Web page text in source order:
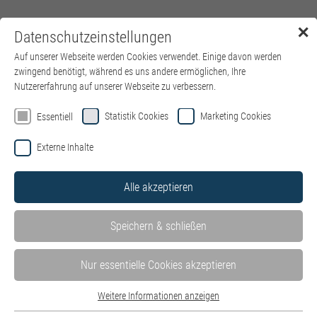
Menü
✕
Datenschutzeinstellungen
Auf unserer Webseite werden Cookies verwendet. Einige davon werden
zwingend benötigt, während es uns andere ermöglichen, Ihre
Nutzererfahrung auf unserer Webseite zu verbessern.
Essentiell Statistik Cookies Marketing Cookies
Externe Inhalte
Alle akzeptieren
Speichern & schließen
Nur essentielle Cookies akzeptieren
Weitere Informationen anzeigen